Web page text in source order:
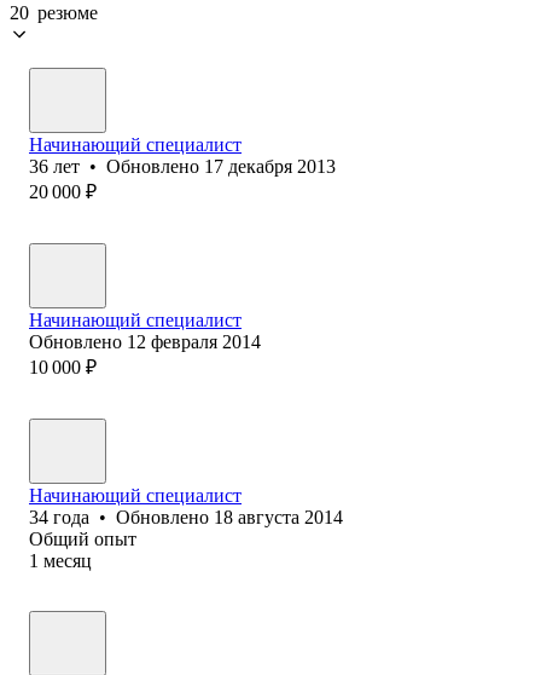
20 резюме
Начинающий специалист
36 лет • Обновлено 17 декабря 2013
20 000 ₽
Начинающий специалист
Обновлено 12 февраля 2014
10 000 ₽
Начинающий специалист
34 года • Обновлено 18 августа 2014
Общий опыт
1 месяц